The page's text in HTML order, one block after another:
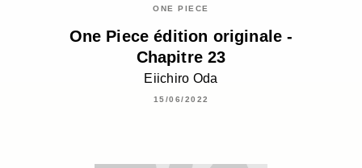
ONE PIECE
One Piece édition originale -
Chapitre 23
Eiichiro Oda
15/06/2022